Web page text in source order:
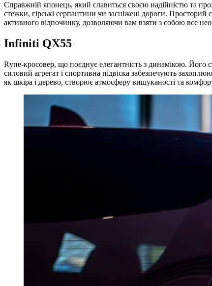
Cправжній японець, який славиться своєю надійністю та
стежки, гірські серпантини чи засніжені дороги.
активного відпочинку, дозволяючи вам взяти з собою все
Infiniti QX55
Rупе-кросовер, що поєднує елегантність з динамікою.
силовий агрегат і спортивна підвіска забезпечують
як шкіра і дерево, створює атмосферу вишуканості та